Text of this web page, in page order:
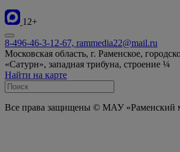
12+
8-496-46-3-12-67, rammedia22@mail.ru
Московская область, г. Раменское,
«Сатурн», западная трибуна, строение ¼
Найти на карте
Все права защищены © МАУ «Раменский